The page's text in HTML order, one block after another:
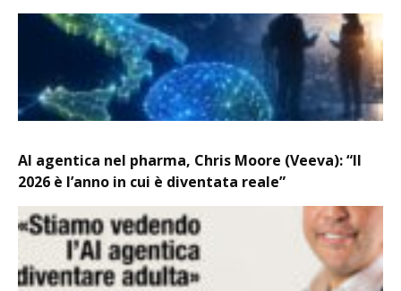
AI agentica nel pharma, Chris Moore (Veeva): “Il
2026 è l’anno in cui è diventata reale”